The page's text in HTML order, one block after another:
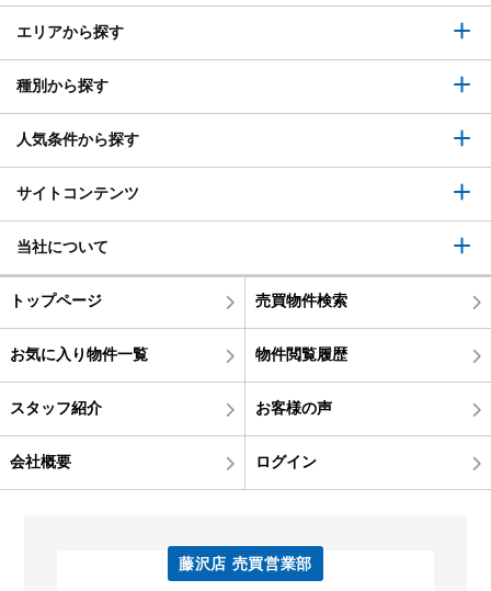
エリアから探す
種別から探す
人気条件から探す
サイトコンテンツ
当社について
トップページ 売買物件検索
お気に入り物件一覧 物件閲覧履歴
スタッフ紹介 お客様の声
会社概要 ログイン
藤沢店 売買営業部